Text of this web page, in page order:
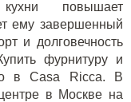
повышает
ему завершенный
и долговечность
фурнитуру и
в Casa Ricca. В
в Москве на